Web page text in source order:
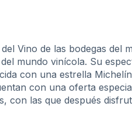
Vino de las bodegas del
mundo vinícola. Su
con una estrella
con una oferta
con las que después